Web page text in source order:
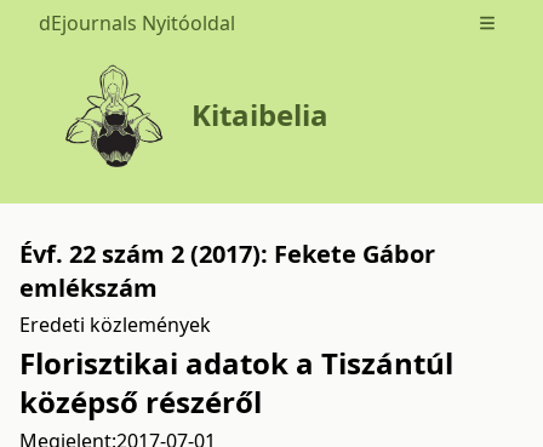
dEjournals Nyitóoldal Open
Kitaibelia
Évf. 22 szám 2 (2017): Fekete Gábor
emlékszám
Eredeti közlemények
Florisztikai adatok a Tiszántúl
középső részéről
Megjelent:2017-07-01